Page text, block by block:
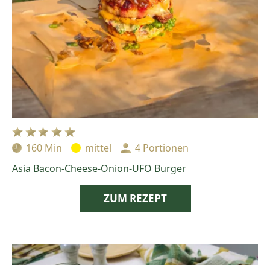
Zubereitungszeit:
160 Min Schwierigkeit:
mittel Portionen:
4 Portionen
Asia Bacon-Cheese-Onion-UFO Burger
ZUM REZEPT